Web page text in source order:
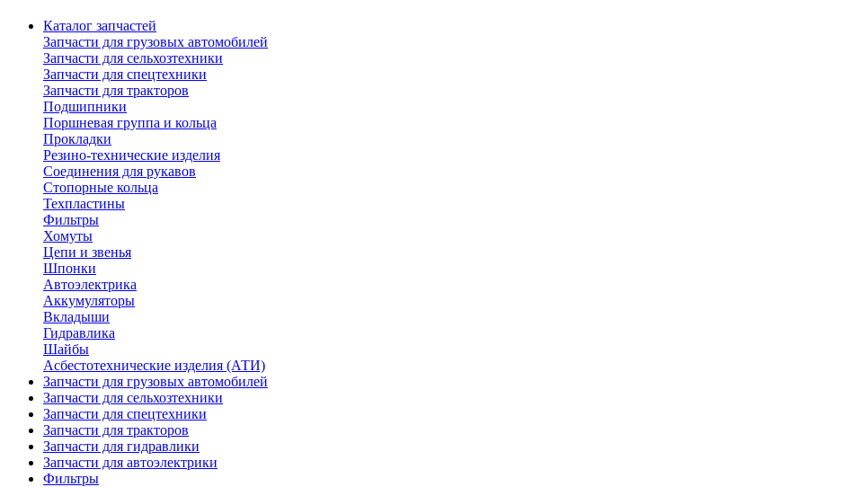
Каталог запчастей
Запчасти для грузовых автомобилей
Запчасти для сельхозтехники
Запчасти для спецтехники
Запчасти для тракторов
Подшипники
Поршневая группа и кольца
Прокладки
Резино-технические изделия
Соединения для рукавов
Стопорные кольца
Техпластины
Фильтры
Хомуты
Цепи и звенья
Шпонки
Автоэлектрика
Аккумуляторы
Вкладыши
Гидравлика
Шайбы
Асбестотехнические изделия (АТИ)
Запчасти для грузовых автомобилей
Запчасти для сельхозтехники
Запчасти для спецтехники
Запчасти для тракторов
Запчасти для гидравлики
Запчасти для автоэлектрики
Фильтры